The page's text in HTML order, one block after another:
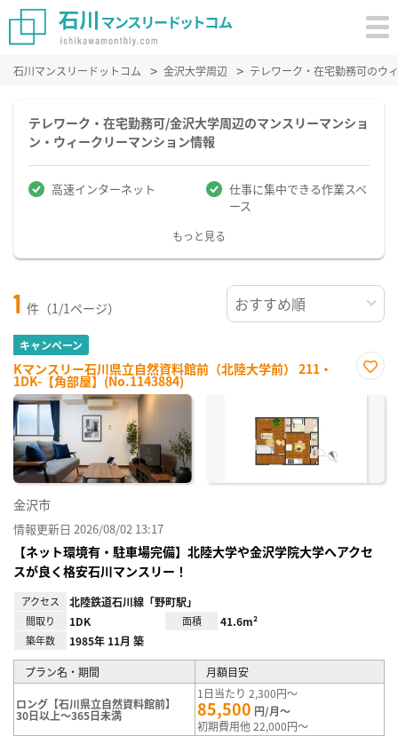
石川マンスリードットコム 金沢大学周辺 テレワーク・在宅勤務可のウ
テレワーク・在宅勤務可/金沢大学周辺のマンスリーマンショ
ン・ウィークリーマンション情報
高速インターネット
仕事に集中できる作業スペ
ース
もっと見る
1 件（1/1ページ）
キャンペーン
Kマンスリー石川県立自然資料館前（北陸大学前） 211・
1DK-【角部屋】(No.1143884)
に入
金沢市
情報更新日 2026/08/02 13:17
【ネット環境有・駐車場完備】北陸大学や金沢学院大学へアクセ
スが良く格安石川マンスリー！
アクセス 北陸鉄道石川線「野町駅」
間取り 1DK 面積 41.6m²
築年数 1985年 11月 築
プラン名・期間 月額目安
ロング【石川県立自然資料館前】
30日以上～365日未満
1日当たり 2,300円～
85,500 円/月～
初期費用他 22,000円～